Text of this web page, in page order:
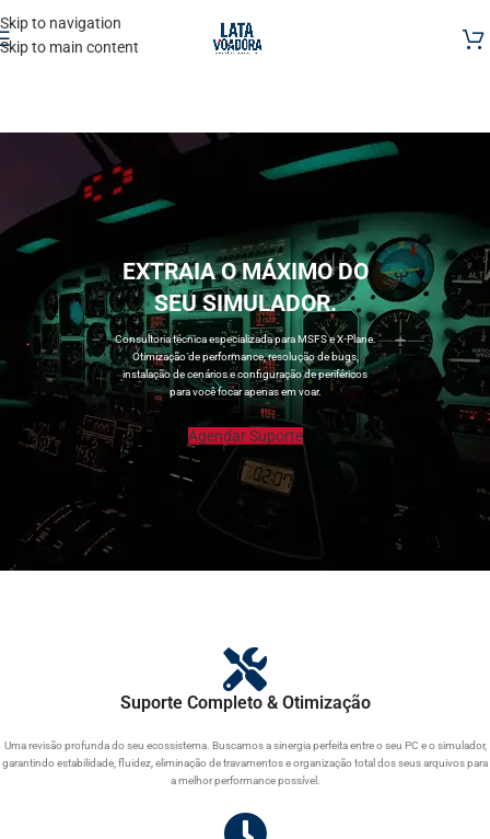
Skip to navigation
Skip to main content
EXTRAIA O MÁXIMO DO
SEU SIMULADOR.
Consultoria técnica especializada para MSFS e X-Plane.
Otimização de performance, resolução de bugs,
instalação de cenários e configuração de periféricos
para você focar apenas em voar.
Agendar Suporte
Suporte Completo & Otimização
Uma revisão profunda do seu ecossistema. Buscamos a sinergia perfeita entre o seu PC e o simulador,
garantindo estabilidade, fluidez, eliminação de travamentos e organização total dos seus arquivos para
a melhor performance possível.